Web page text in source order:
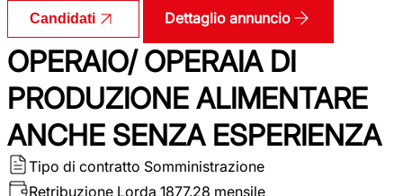
Candidati Dettaglio annuncio
OPERAIO/ OPERAIA DI
PRODUZIONE ALIMENTARE
ANCHE SENZA ESPERIENZA
Tipo di contratto Somministrazione
Retribuzione Lorda 1877.28 mensile